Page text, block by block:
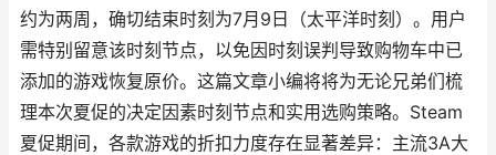
约为两周，确切结束时刻为7月9日（太平洋时刻）。用户
需特别留意该时刻节点，以免因时刻误判导致购物车中已
添加的游戏恢复原价。这篇文章小编将将为无论兄弟们梳
理本次夏促的决定因素时刻节点和实用选购策略。Steam
夏促期间，各款游戏的折扣力度存在显著差异：主流3A大